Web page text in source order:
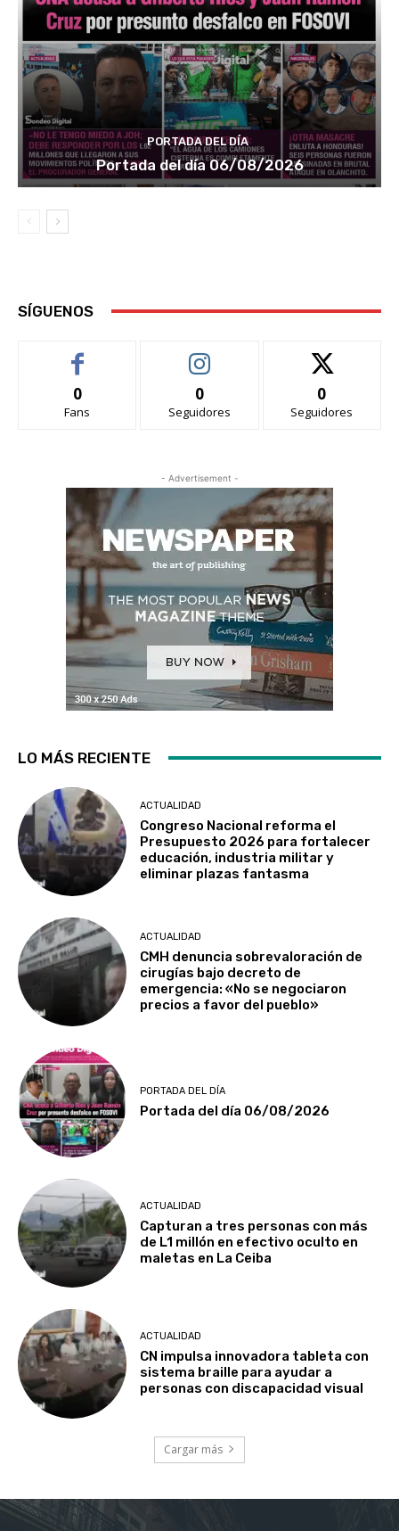
PORTADA DEL DÍA
Portada del día 06/08/2026
SÍGUENOS
0
Fans
0
Seguidores
0
Seguidores
- Advertisement -
LO MÁS RECIENTE
ACTUALIDAD
Congreso Nacional reforma el
Presupuesto 2026 para fortalecer
educación, industria militar y
eliminar plazas fantasma
ACTUALIDAD
CMH denuncia sobrevaloración de
cirugías bajo decreto de
emergencia: «No se negociaron
precios a favor del pueblo»
PORTADA DEL DÍA
Portada del día 06/08/2026
ACTUALIDAD
Capturan a tres personas con más
de L1 millón en efectivo oculto en
maletas en La Ceiba
ACTUALIDAD
CN impulsa innovadora tableta con
sistema braille para ayudar a
personas con discapacidad visual
Cargar más